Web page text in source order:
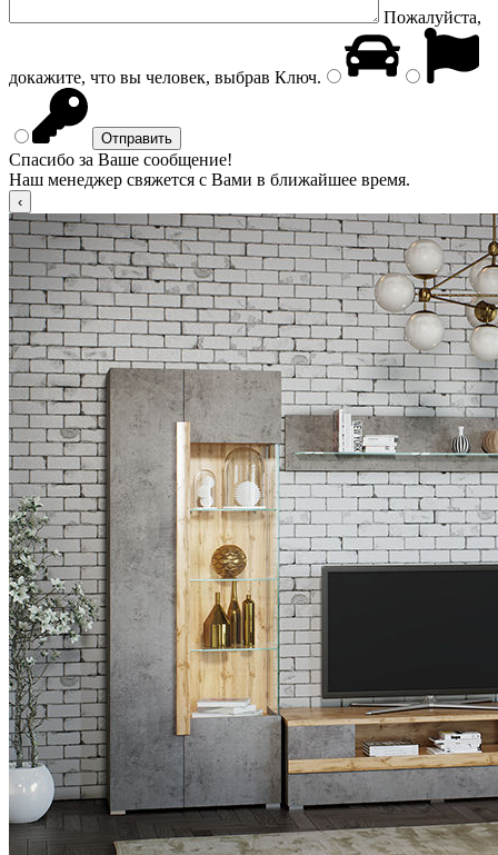
Пожалуйста,
докажите, что вы человек, выбрав Ключ.
Спасибо за Ваше сообщение!
Наш менеджер свяжется с Вами в ближайшее время.